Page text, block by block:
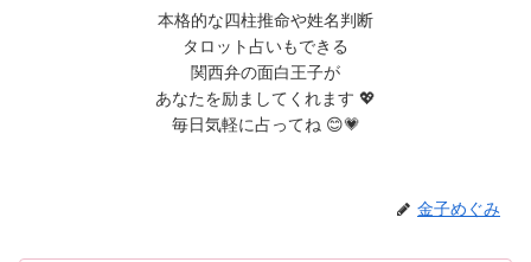
本格的な四柱推命や姓名判断
タロット占いもできる
関西弁の面白王子が
あなたを励ましてくれます 💖
毎日気軽に占ってね 😊💗
金子めぐみ